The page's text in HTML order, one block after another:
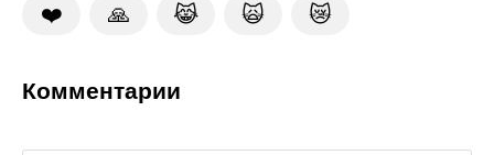
❤️ 🙏 😹 🙀 😿
Комментарии